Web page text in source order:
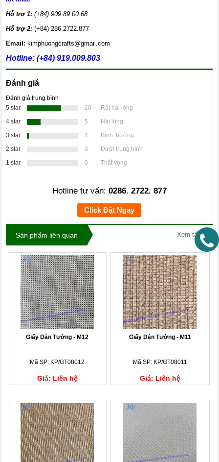
Hỗ trợ 1: (+84) 909.89.00.68
Hỗ trợ 2: (+84) 286.2722.877
Email: kimphuongcrafts@gmail.com
Hotline:(+84) 919.009.803
Đánh giá
Đánh giá trung bình
5 star
20
Rất hài lòng
4 star
5
Hài lòng
3 star
1
Bình thường
2 star
0
Dưới trung bình
1 star
0 Thất vọng
Hotline tư vấn: 0286. 2722. 877
Click Đặt Ngay
Sản phẩm liên quan Xem tất cả
Giấy Dán Tường - M12
Mã SP: KP/GT08012
Giá: Liên hệ
Giấy Dán Tường - M11
Mã SP: KP/GT08011
Giá: Liên hệ